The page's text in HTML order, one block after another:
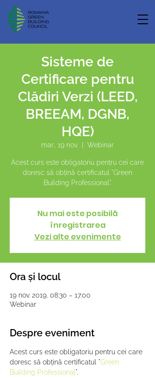
Sisteme de
Certificare pentru
Clădiri Verzi (LEED,
BREEAM, DGNB,
HQE)
mar., 19 nov. Webinar
Acest curs este obligatoriu pentru cei care
doresc să obțină certificatul "Green
Building Professional".
Nu mai este posibilă
înregistrarea
Vezi alte evenimente
Ora și locul
19 nov. 2019, 08:30 – 17:00
Webinar
Despre eveniment
Acest curs este obligatoriu pentru cei care
doresc să obțină certificatul "Green
Building Professional ".